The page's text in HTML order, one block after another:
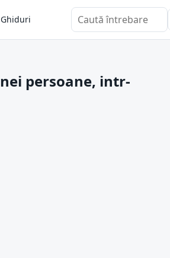
Ghiduri Caută întrebări
persoane, intr-